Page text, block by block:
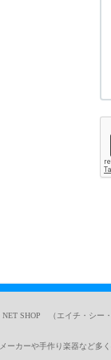
NET SHOP （エイチ・シー
ーカーや手作り楽器など多